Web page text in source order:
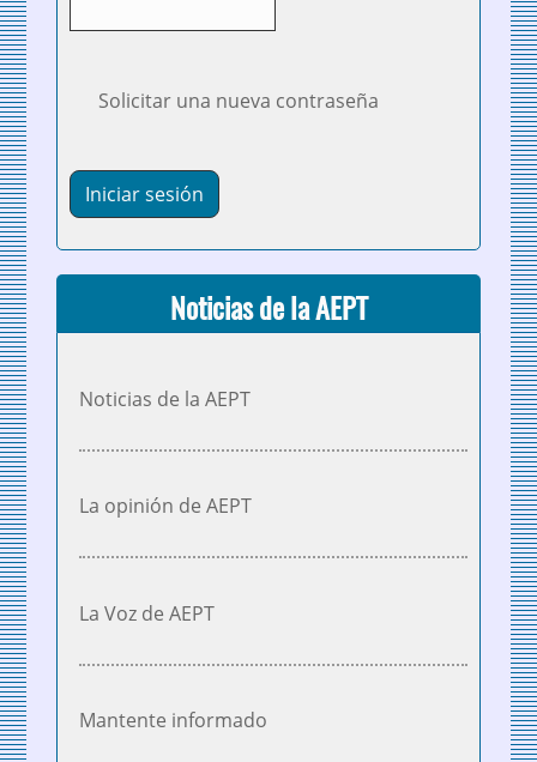
Solicitar una nueva contraseña
Noticias de la AEPT
Noticias de la AEPT
La opinión de AEPT
La Voz de AEPT
Mantente informado